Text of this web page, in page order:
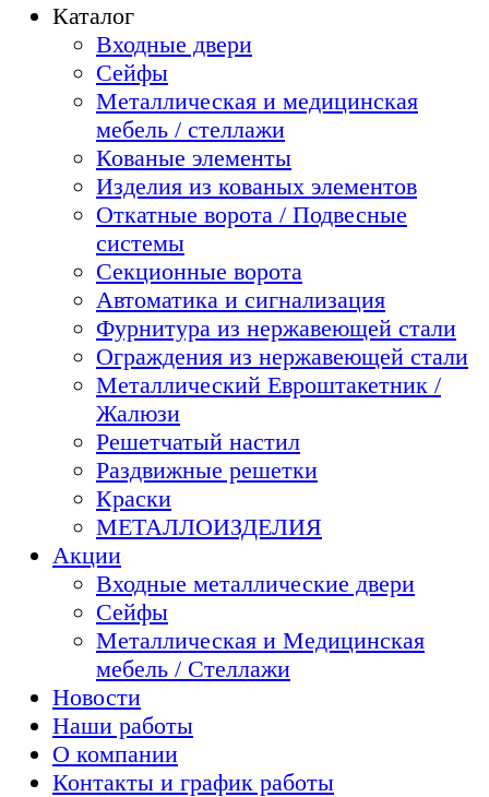
Каталог
Входные двери
Сейфы
Металлическая и медицинская
мебель / стеллажи
Кованые элементы
Изделия из кованых элементов
Откатные ворота / Подвесные
системы
Секционные ворота
Автоматика и сигнализация
Фурнитура из нержавеющей стали
Ограждения из нержавеющей стали
Металлический Евроштакетник /
Жалюзи
Решетчатый настил
Раздвижные решетки
Краски
МЕТАЛЛОИЗДЕЛИЯ
Акции
Входные металлические двери
Сейфы
Металлическая и Медицинская
мебель / Стеллажи
Новости
Наши работы
О компании
Контакты и график работы